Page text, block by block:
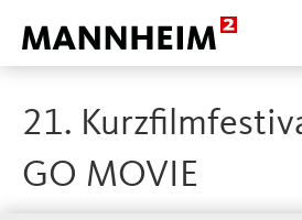
21.
GO MOVIE